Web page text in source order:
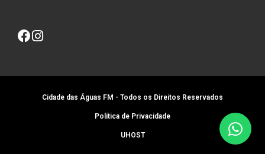
Cidade das Águas FM - Todos os Direitos Reservados
Política de Privacidade
UHOST